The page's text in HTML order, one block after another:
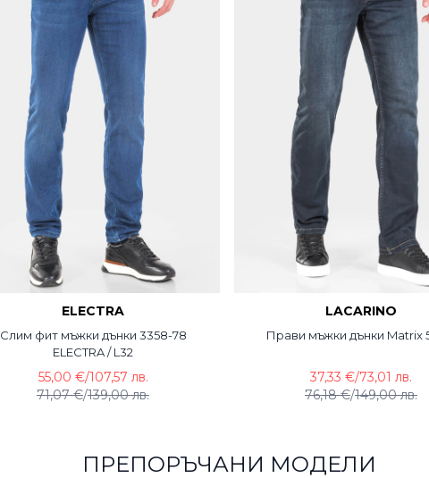
ELECTRA
Слим фит мъжки дънки 3358-78
ELECTRA / L32
71,07 €/139,00 лв.
55,00 €/107,57 лв.
LACARINO
Прави мъжки дънки Matrix
76,18 €/149,00 лв.
37,33 €/73,01 лв.
ПРЕПОРЪЧАНИ МОДЕЛИ